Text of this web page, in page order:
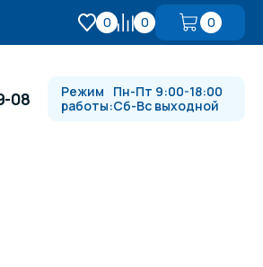
0 0 0
08
Режим
работы:
Пн-Пт 9:00-18:00
Сб-Вс выходной